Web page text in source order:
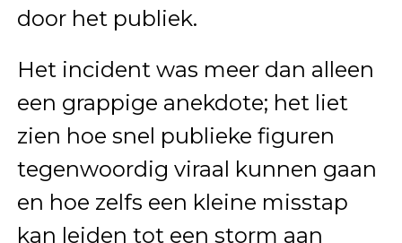
door het publiek.
Het incident was meer dan alleen
een grappige anekdote; het liet
zien hoe snel publieke figuren
tegenwoordig viraal kunnen gaan
en hoe zelfs een kleine misstap
kan leiden tot een storm aan